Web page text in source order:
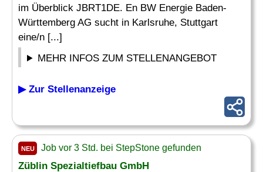
im Überblick JBRT1DE. En BW Energie Baden-
Württemberg AG sucht in Karlsruhe, Stuttgart
eine/n [...]
MEHR INFOS ZUM STELLENANGEBOT
▶ Zur Stellenanzeige
NEU Job vor 3 Std. bei StepStone gefunden
Züblin Spezialtiefbau GmbH